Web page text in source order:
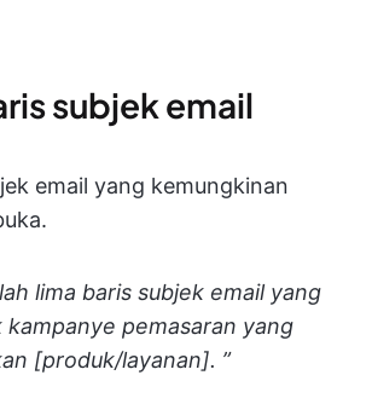
subjek email
email yang kemungkinan
lima baris subjek email yang
pemasaran yang
[produk/layanan]. ”